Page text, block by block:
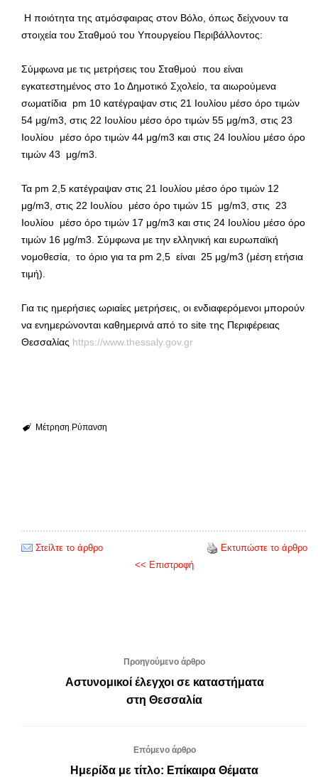
Η ποιότητα της ατμόσφαιρας στον Βόλο, όπως δείχνουν τα
στοιχεία του Σταθμού του Υπουργείου Περιβάλλοντος:
Σύμφωνα με τις μετρήσεις του Σταθμού που είναι
εγκατεστημένος στο 1ο Δημοτικό Σχολείο, τα αιωρούμενα
σωματίδια pm 10 κατέγραψαν στις 21 Ιουλίου μέσο όρο τιμών
54 μg/m3, στις 22 Ιουλίου μέσο όρο τιμών 55 μg/m3, στις 23
Ιουλίου μέσο όρο τιμών 44 μg/m3 και στις 24 Ιουλίου μέσο όρο
τιμών 43 μg/m3.
Τα pm 2,5 κατέγραψαν στις 21 Ιουλίου μέσο όρο τιμών 12
μg/m3, στις 22 Ιουλίου μέσο όρο τιμών 15 μg/m3, στις 23
Ιουλίου μέσο όρο τιμών 17 μg/m3 και στις 24 Ιουλίου μέσο όρο
τιμών 16 μg/m3. Σύμφωνα με την ελληνική και ευρωπαϊκή
νομοθεσία, το όριο για τα pm 2,5 είναι 25 μg/m3 (μέση ετήσια
τιμή).
Για τις ημερήσιες ωριαίες μετρήσεις, οι ενδιαφερόμενοι μπορούν
να ενημερώνονται καθημερινά από το site της Περιφέρειας
Θεσσαλίας https://www.thessaly.gov.gr
Μέτρηση Ρύπανση
Στείλτε το άρθρο
Εκτυπώστε το άρθρο
<< Επιστροφή
Προηγούμενο άρθρο
Αστυνομικοί έλεγχοι σε καταστήματα
στη Θεσσαλία
Επόμενο άρθρο
Ημερίδα με τίτλο: Επίκαιρα Θέματα